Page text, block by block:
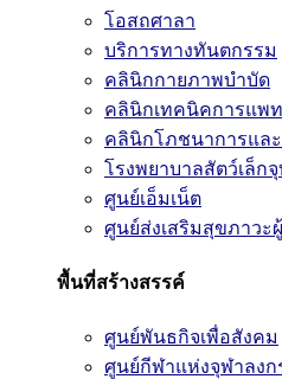
โอสถศาลา
บริการทางทันตกรรม
คลินิกกายภาพบำบัด
คลินิกเทคนิคการแพ
คลินิกโภชนาการแล
โรงพยาบาลสัตว์เล็ก
ศูนย์เอ็มเน็ต
ศูนย์ส่งเสริมสุขภาวะ
พื้นที่สร้างสรรค์
ศูนย์พันธกิจเพื่อสังคม
ศูนย์กีฬาแห่งจุฬาลง